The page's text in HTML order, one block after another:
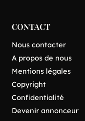
CONTACT
Nous contacter
A propos de nous
Mentions légales
Copyright
Confidentialité
Devenir annonceur